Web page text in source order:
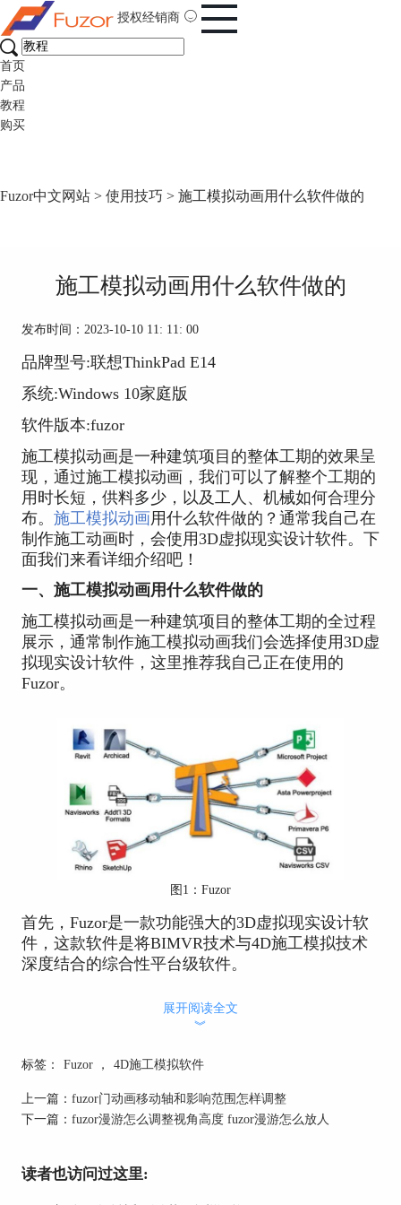
授权经销商
首页
产品
教程
购买
Fuzor中文网站 > 使用技巧 > 施工模拟动画用什么软件做的
施工模拟动画用什么软件做的
发布时间：2023-10-10 11: 11: 00
品牌型号:联想ThinkPad E14
系统:Windows 10家庭版
软件版本:fuzor
施工模拟动画是一种建筑项目的整体工期的效果呈
现，通过施工模拟动画，我们可以了解整个工期的
用时长短，供料多少，以及工人、机械如何合理分
布。 施工模拟动画用什么软件做的？通常我自己在
制作施工动画时，会使用3D虚拟现实设计软件。下
面我们来看详细介绍吧！
一、施工模拟动画用什么软件做的
施工模拟动画是一种建筑项目的整体工期的全过程
展示，通常制作施工模拟动画我们会选择使用3D虚
拟现实设计软件，这里推荐我自己正在使用的
Fuzor。
图1：Fuzor
首先，Fuzor是一款功能强大的3D虚拟现实设计软
件，这款软件是将BIMVR技术与4D施工模拟技术
深度结合的综合性平台级软件。
件进行数据互通。在浏览BIM模型时，Fuzor不仅能
BIMVR技术深度查看项目。并且，Fuzor可以将
者，都可以对项目进行审阅、批注。
上面我们简单介绍了制作施工模拟动画，需要用到
模拟动画吧！
展开阅读全文
︾
标签： Fuzor ， 4D施工模拟软件
上一篇： fuzor门动画移动轴和影响范围怎样调整
下一篇： fuzor漫游怎么调整视角高度 fuzor漫游怎么放人
读者也访问过这里: